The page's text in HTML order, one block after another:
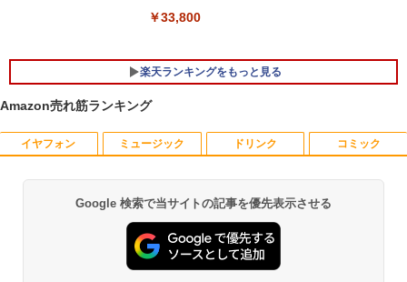
￥33,800
楽天ランキングをもっと見る
1
中古パソコン | Dell | OptiPlex 3070 SFF
第9世代 | Core i5 9500 3.0(〜最大4.4)G
Hz | MEM:8GB | SSD:512GB(新品) | DV
t | VGA追加モデル
￥34,980
1
引き出し付きモニター台(NM01 ミドルブ
￥2,990
1
MAZZEL 1st photobook with ZEAL [
￥4,950
Amazon売れ筋ランキング
イヤフォン
Anker Soundcore P40i オフホワイト
￥7,990
ミュージック
BRUCE WAYNE feat. Flo Milli, ATL Jacob
[Explicit]
￥250
ドリンク
by Amazon 天然水 ラベルレス 500ml ×24本
富士山の天然水 バナジウム含有 水 ミネラル
ウォーター ペットボトル 静岡県産 500ミリリ
ットル (Smart Basic)
コミック
薬屋のひとりごと 17巻 (デジタル版ビッグガ
ンガンコミックス)
￥770
Google 検索で当サイトの記事を優先表示させる